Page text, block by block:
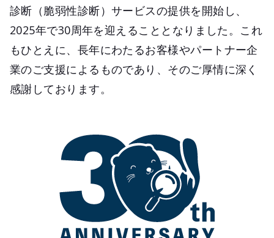
診断（脆弱性診断）サービスの提供を開始し、
2025年で30周年を迎えることとなりました。これ
もひとえに、長年にわたるお客様やパートナー企
業のご支援によるものであり、そのご厚情に深く
感謝しております。